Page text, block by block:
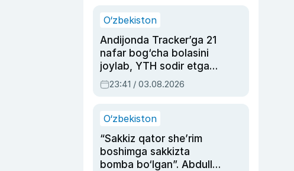
O‘zbekiston
Andijonda Tracker’ga 21
nafar bog‘cha bolasini
joylab, YTH sodir etgan
ayolga sud hukmi o‘qildi
23:41 / 03.08.2026
O‘zbekiston
“Sakkiz qator she’rim
boshimga sakkizta
bomba bo‘lgan”. Abdulla